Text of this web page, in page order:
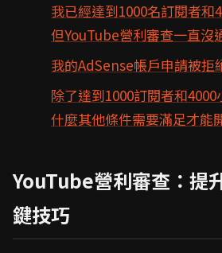
我已經達到1000名訂閱者和
但YouTube營利審查一直沒
我的AdSense帳戶申請被拒
除了達到1000訂閱者和
什麼其他條件需要滿足才能
YouTube營利審查：提
鍵技巧